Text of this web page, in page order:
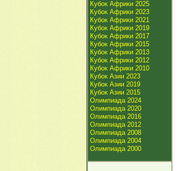
Кубок Африки 2025
Кубок Африки 2023
Кубок Африки 2021
Кубок Африки 2019
Кубок Африки 2017
Кубок Африки 2015
Кубок Африки 2013
Кубок Африки 2012
Кубок Африки 2010
Кубок Азии 2023
Кубок Азии 2019
Кубок Азии 2015
Олимпиада 2024
Олимпиада 2020
Олимпиада 2016
Олимпиада 2012
Олимпиада 2008
Олимпиада 2004
Олимпиада 2000